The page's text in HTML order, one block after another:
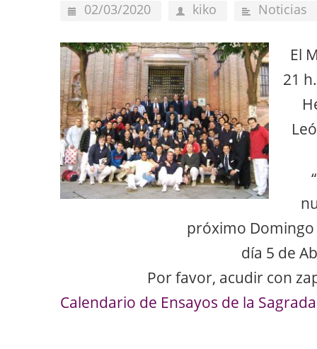
02/03/2020 kiko Noticias
El
21
próximo Domingo
día 5 de
Por favor, acudir con
Calendario de Ensayos de la